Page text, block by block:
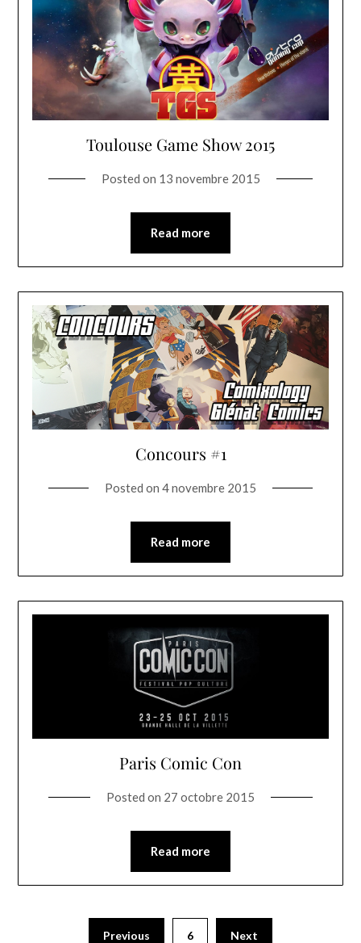
Toulouse Game Show 2015
Posted on 13 novembre 2015
Read more
Concours #1
Posted on 4 novembre 2015
Read more
Paris Comic Con
Posted on 27 octobre 2015
Read more
Previous 6 Next